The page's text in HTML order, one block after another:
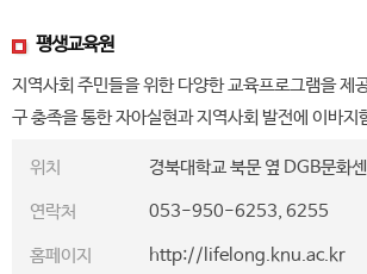
평생교육원
지역사회 주민들을 위한 다양한 교육프로그램을 제
구 충족을 통한 자아실현과 지역사회 발전에 이바지
위치 경북대학교 북문 옆 DGB문화
연락처 053-950-6253, 6255
홈페이지 http://lifelong.knu.ac.kr